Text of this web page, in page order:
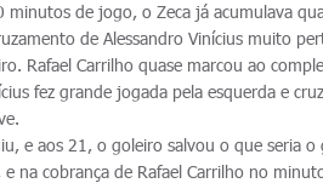
minutos de jogo, o Zeca já acumulava
de Alessandro Vinícius muito
Rafael Carrilho quase marcou ao
fez grande jogada pela esquerda e
e aos 21, o goleiro salvou o que seria
e na cobrança de Rafael Carrilho no